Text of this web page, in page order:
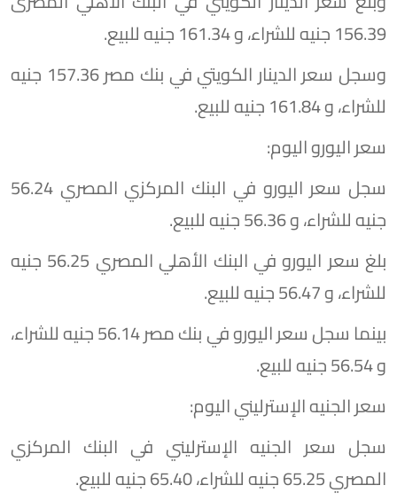
156.39 جنيه للشراء، و 161.34 جنيه للبيع.
وسجل سعر الدينار الكويتي في بنك مصر 157.36 جنيه
للشراء، و 161.84 جنيه للبيع.
سعر اليورو اليوم:
سجل سعر اليورو في البنك المركزي المصري 56.24
جنيه للشراء، و 56.36 جنيه للبيع.
بلغ سعر اليورو في البنك الأهلي المصري 56.25 جنيه
للشراء، و 56.47 جنيه للبيع.
بينما سجل سعر اليورو في بنك مصر 56.14 جنيه للشراء،
و 56.54 جنيه للبيع.
سعر الجنيه الإسترليني اليوم:
سجل سعر الجنيه الإسترليني في البنك المركزي
المصري 65.25 جنيه للشراء، 65.40 جنيه للبيع.